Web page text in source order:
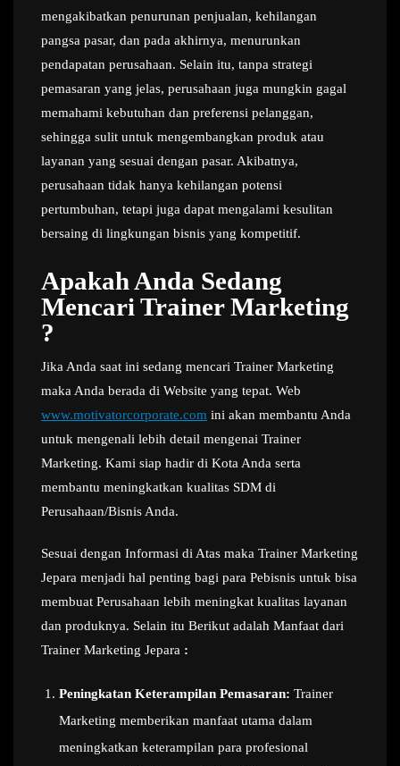
mengakibatkan penurunan penjualan, kehilangan
pangsa pasar, dan pada akhirnya, menurunkan
pendapatan perusahaan. Selain itu, tanpa strategi
pemasaran yang jelas, perusahaan juga mungkin gagal
memahami kebutuhan dan preferensi pelanggan,
sehingga sulit untuk mengembangkan produk atau
layanan yang sesuai dengan pasar. Akibatnya,
perusahaan tidak hanya kehilangan potensi
pertumbuhan, tetapi juga dapat mengalami kesulitan
bersaing di lingkungan bisnis yang kompetitif.
Apakah Anda Sedang
Mencari Trainer Marketing
?
Jika Anda saat ini sedang mencari Trainer Marketing
maka Anda berada di Website yang tepat. Web
www.motivatorcorporate.com ini akan membantu Anda
untuk mengenali lebih detail mengenai Trainer
Marketing. Kami siap hadir di Kota Anda serta
membantu meningkatkan kualitas SDM di
Perusahaan/Bisnis Anda.
Sesuai dengan Informasi di Atas maka Trainer Marketing
Jepara menjadi hal penting bagi para Pebisnis untuk bisa
membuat Perusahaan lebih meningkat kualitas layanan
dan produknya. Selain itu Berikut adalah Manfaat dari
Trainer Marketing Jepara :
Peningkatan Keterampilan Pemasaran: Trainer
Marketing memberikan manfaat utama dalam
meningkatkan keterampilan para profesional